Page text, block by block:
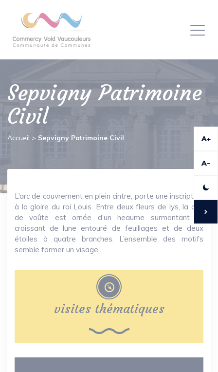
Sepvigny Patrimoine
Civil
Accueil > Sepvigny Patrimoine Civil
L’arc de couvrement en plein cintre, porte une inscription
à la gloire du roi Louis. Entre deux fleurs de lys, la clef
de voûte est ornée d’un heaume surmontant un
croissant de lune entouré de feuillages et de deux
étoiles à quatre branches. L’ensemble des motifs
semble former un visage.
visites thématiques
A+
A-